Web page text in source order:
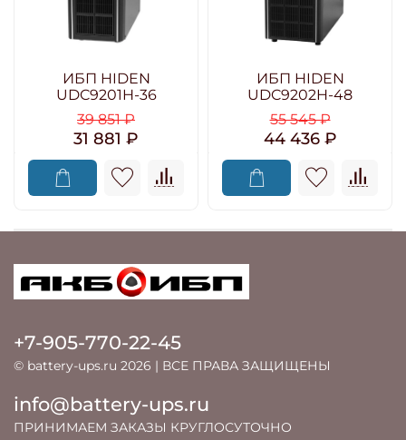
ИБП HIDEN
UDC9201H-36
39 851 ₽
31 881 ₽
ИБП HIDEN
UDC9202H-48
55 545 ₽
44 436 ₽
+7-905-770-22-45
© battery-ups.ru 2026 | ВСЕ ПРАВА ЗАЩИЩЕНЫ
info@battery-ups.ru
ПРИНИМАЕМ ЗАКАЗЫ КРУГЛОСУТОЧНО